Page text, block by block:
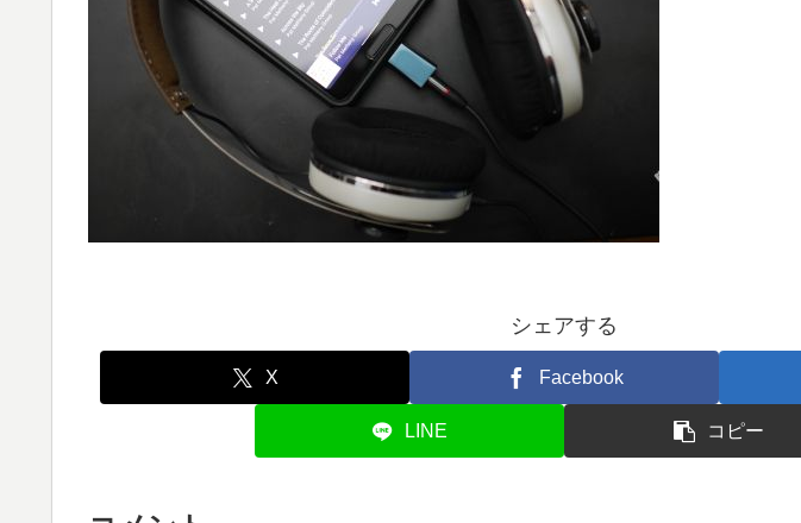
シェアする
X Facebook
LINE コピー